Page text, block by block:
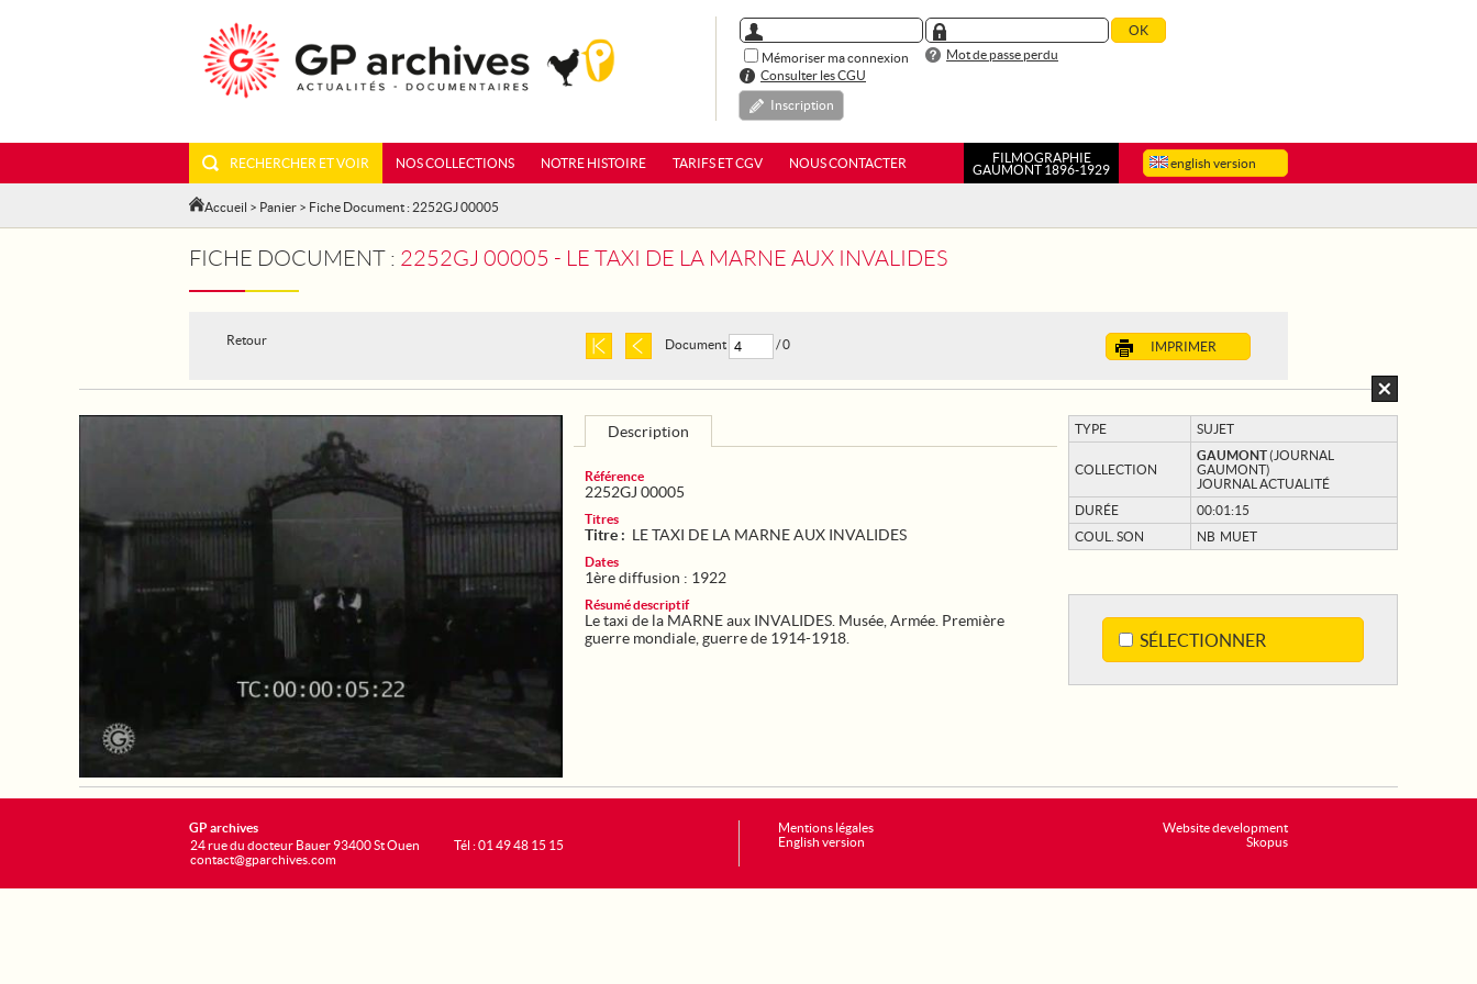
Mémoriser ma connexion
Mot de passe perdu
Consulter les CGU
Inscription
english version
RECHERCHER ET VOIR NOS COLLECTIONS NOTRE HISTOIRE TARIFS ET CGV NOUS CONTACTER
FILMOGRAPHIE
GAUMONT 1896-1929
Accueil > Panier > Fiche Document : 2252GJ 00005
FICHE DOCUMENT : 2252GJ 00005 - LE TAXI DE LA MARNE AUX INVALIDES
Retour IMPRIMER
Document / 0
TYPE SUJET
COLLECTION
GAUMONT(JOURNAL
GAUMONT)
JOURNAL ACTUALITÉ
DURÉE
00:01:15
COUL. SON
NB MUET
SÉLECTIONNER
Description
Référence
2252GJ 00005
Titres
Titre : LE TAXI DE LA MARNE AUX INVALIDES
Dates
1ère diffusion : 1922
Résumé descriptif
Le taxi de la MARNE aux INVALIDES. Musée, Armée. Première
guerre mondiale, guerre de 1914-1918.
Website development
Skopus
GP archives
24 rue du docteur Bauer 93400 St Ouen
contact@gparchives.com
Tél : 01 49 48 15 15
Mentions légales
English version